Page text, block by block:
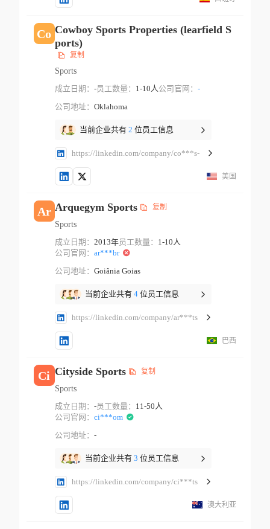
Co Cowboy Sports Properties (learfield S
ports)
复制
Sports
成立日期： -员工数量： 1-10人公司官网： -
公司地址： Oklahoma
当前企业共有 2 位员工信息
https://linkedin.com/company/co***s-
美国
Ar Arquegym Sports 复制
Sports
成立日期： 2013年员工数量： 1-10人
公司官网： ar***br
公司地址： Goiânia Goias
当前企业共有 4位员工信息
https://linkedin.com/company/ar***ts
巴西
Ci Cityside Sports 复制
Sports
成立日期： -员工数量： 11-50人
公司官网： ci***om
公司地址： -
当前企业共有 3 位员工信息
https://linkedin.com/company/ci***ts
澳大利亚